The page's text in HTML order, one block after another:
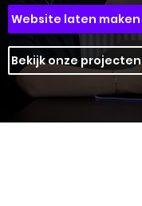
Website laten maken
Bekijk onze projecten